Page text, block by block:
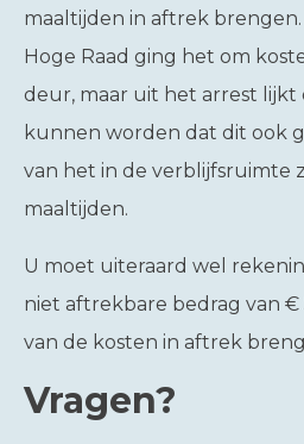
maaltijden in aftrek
Hoge Raad ging het om
deur, maar uit het arrest lijkt
kunnen worden dat dit ook
van het in de verblijfsruimte
maaltijden.
U moet uiteraard wel
niet aftrekbare bedrag van €
van de kosten in aftrek
Vragen?